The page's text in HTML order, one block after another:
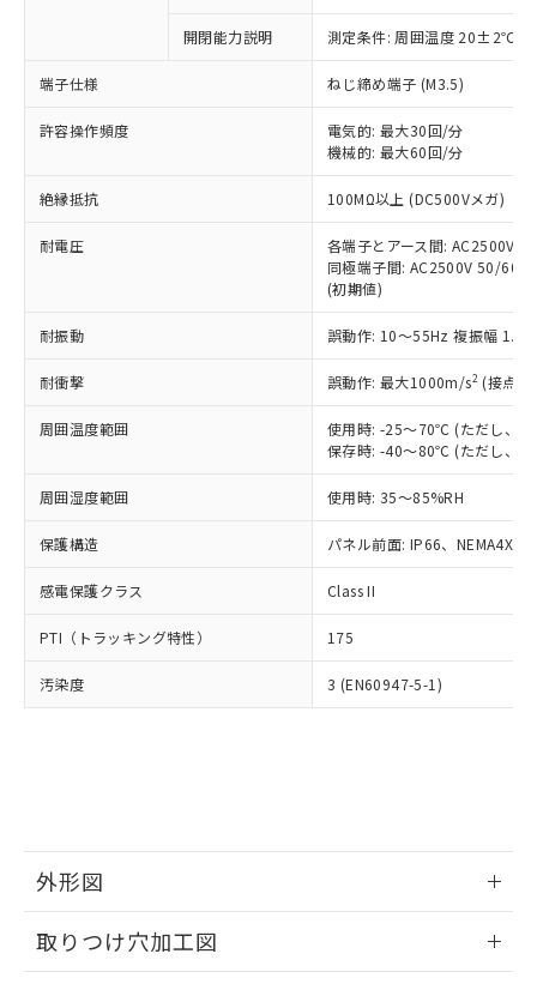
開閉能力説明 測定条件: 周囲温度 20±2℃、
端子仕様 ねじ締め端子 (M3.5)
許容操作頻度
電気的: 最大30回/分
機械的: 最大60回/分
絶縁抵抗 100MΩ以上 (DC500Vメガ)
耐電圧
各端子とアース間: AC2500V
同極端子間: AC2500V 50/
(初期値)
耐振動 誤動作: 10～55Hz 複振幅
耐衝撃 誤動作: 最大1000m/s2 (接点
周囲温度範囲
使用時: -25～70℃ (ただし、氷
保存時: -40～80℃ (ただし、氷
周囲湿度範囲 使用時: 35～85%RH
保護構造 パネル前面: IP66、NEMA4X,
感電保護クラス Class II
PTI（トラッキング特性） 175
汚染度 3 (EN60947-5-1)
外形図
取りつけ穴加工図
以下の条件をお読みいただき、同意のうえ
本サービスは、当社制御機器事業取扱
商品の当社在庫状況および標準価格
(税抜)を提供させていただくもので
当社制御機器事業取扱商品の中には、
本サービスの対象外となる商品もある
ことをご了承ください。
在庫状況および標準価格照会結果は、
記載している更新日時点での社内デー
タに基づき作成されるものであり、閲
覧された時点での実際の在庫および標
準価格とは異なる場合があることをご
正式な納期状況および標準価格はお客
様のお取引先、またはお客様担当のオ
ムロン制御機器販売店・当社販売員に
オムロン制御機器販売店や当社販売拠
販売ネットワーク
」をご確認
ください。
在庫状況および標準価格結果を当社の
事前の承諾なく第三者に漏洩または開
示しないようお願いします。
マイパーツ機能（部品リスト作成サー
および当社の共同利用者が、当社の製
※当社の共同利用者とは、
の共同利用に関して"
の「1.共同利
対応予定なし：EU RoHS指令（10物質）の
定はありません。
調査・確認中：EU RoHS指令（10物質）の
非含有の対応状況を調査中または確認中の
非該当品：ライセンス料など無形物で、有
害物質有無と関係のない商品です。
仕入先様の事情により、非含有部品として
いたものが、含有品と判明した場合などや
むを得ず変更することがあります。
鉛(Pb) 1000ppm以下、 水銀(Hg) 1000ppm以下、 カド
六価クロム(Cr(Ⅵ)) 1000ppm以下、ポリ臭化ビフェニル
類(PBB) 1000ppm以下、ポリ臭化ジフェニルエーテル類
(PBDE) 1000ppm以下、フタル酸ビス(2-エチルヘキシ
ル) (DEHP)(別名：DOP) 1000ppm以下、フタル酸ブチ
ルベンジル（BBP） 1000ppm以下、フタル酸ジブチル
（DBP） 1000ppm以下、フタル酸ジイソブチル
(DIBP) 1000ppm以下
但し、RoHS指令で産業用監視および制御機器に対する
フタル酸エステル類の４物質については閾値を超える意
図的な使用がないことを確認しています。
※2 対応予定月
部品在庫の切り替え状況などにより、予定
月が前後することがあります。
とができます。
EU RoHS指令（10物質）の非含有証明書
※1 中国RoHS○×表
「○」：最大均質材料含有率が中国RoHSの
基準値以下であることを示します。
「×」：最大均質材料含有率が中国RoHSの
基準値を超えていることを示します。
「－」：未確認です。当社販売部門へお問
Cr(Ⅵ)(六価クロム) : 1000ppm、 PBBs(ポリ臭化ビフェ
ニル類) : 1000ppm、 PBDEs(ポリ臭化ジフェニルエーテ
ル類) : 1000ppm、
DBP(フタル酸ジブチル) : 1000ppm、 DIBP(フタル酸ジ
イソブチル) : 1000ppm、 BBP(フタル酸ブチルベンジ
ル) : 1000ppm、
※2 環境保護使用期限
「ｅ」：有害物質（10物質）のすべてが基
準値以下であることを示します。
「10」：通常の使用状況下において有害物
質が外部に漏えいし、環境に深刻な影響を
当社は、これら貴社製品のうち、外国
為替および外国貿易法に定める商品
（以下｢規制貨物等」という）を輸出
または国外への提供する場合は、日本
国政府の輸出許可(または役務取引許
可)を取得するなどの必要な手続きを
当社は規制貨物を破棄する場合は、完
全に破砕するなど、違法に輸出されな
いよう必要な手段を講じます。
当社は貴社製品を、核兵器、ミサイ
ル、化学兵器、生物兵器またはその他
武器並びにこれらの製造装置等に一切
使用いたしません。
当社は、貴社製品を第三者に販売する
場合は、上記1、2および3の内容を当
該第三者に通知します。また当社は、
販売先および販売に係わる関係者が違
法に輸出するおそれがある場合は、取
○ 一定数以上の在庫あり
一定数には満たないが在庫あり
在庫なし(最新の在庫状況につ
いては、お客様のお取引先、ま
たはお客様担当のオムロン制御
機器販売店・当社販売員にご確
認ください)
受注生産機種、また在庫状況の